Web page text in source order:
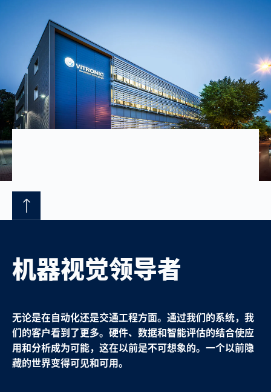
机器视觉领导者
无论是在自动化还是交通工程方面。通过我们的系统，我
们的客户看到了更多。硬件、数据和智能评估的结合使应
用和分析成为可能，这在以前是不可想象的。一个以前隐
藏的世界变得可见和可用。